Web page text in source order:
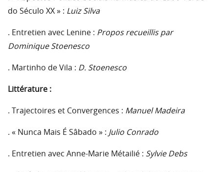
do Século XX » : Luiz Silva
. Entretien avec Lenine : Propos recueillis par
Dominique Stoenesco
. Martinho de Vila : D. Stoenesco
Littérature :
. Trajectoires et Convergences : Manuel Madeira
. « Nunca Mais É Sâbado » : Julio Conrado
. Entretien avec Anne-Marie Métailié : Sylvie Debs